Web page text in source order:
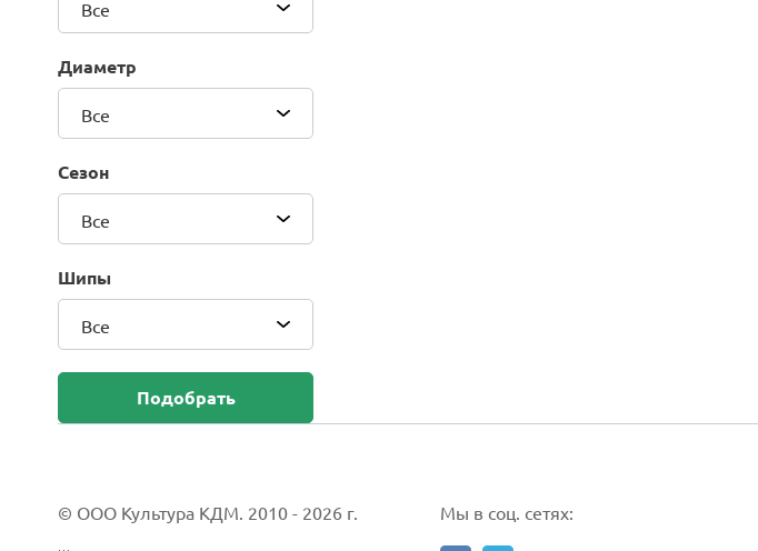
BK Trailer
BKT
Camso (Solideal)
CEAT
Composit
Continental
Cordiant
CrossWind
Все
Диаметр
Все
Сезон
Все
Шипы
Все
Подобрать
© ООО Культура КДМ. 2010 - 2026 г. Мы в соц. сетях: